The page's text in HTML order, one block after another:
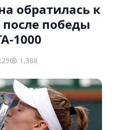
обратилась к
победы
1000
1,388